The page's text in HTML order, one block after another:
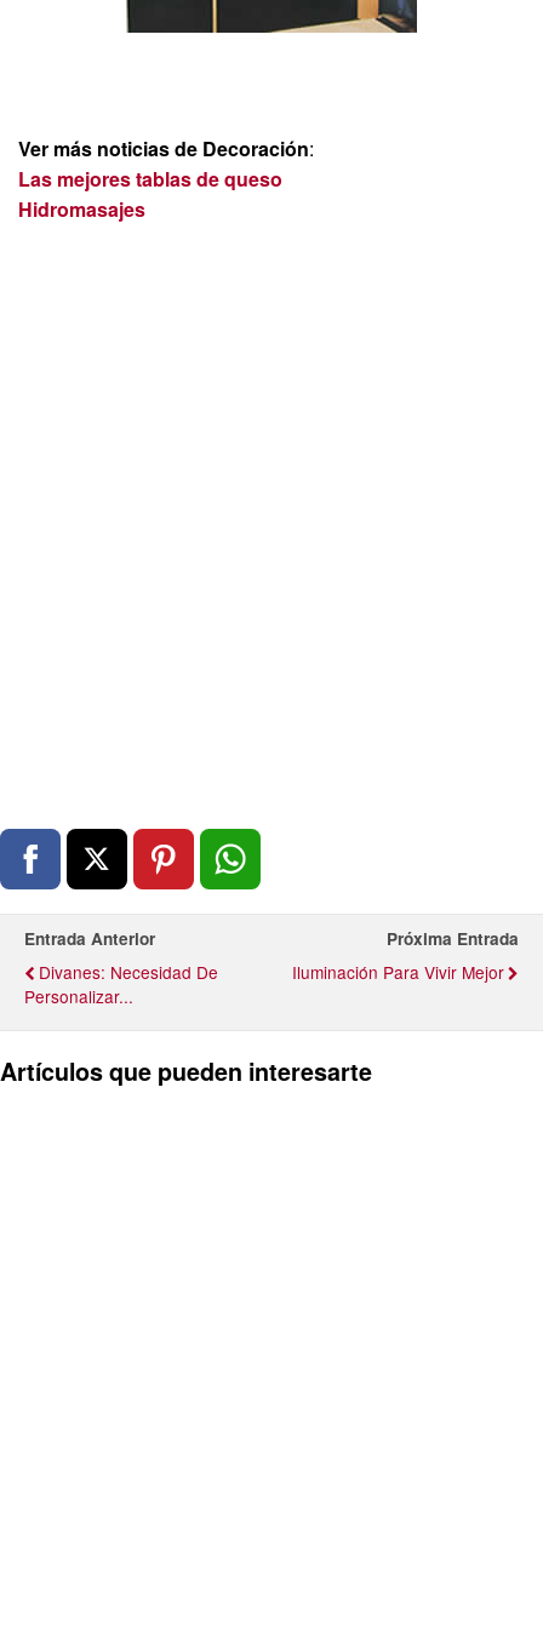
Ver más noticias de Decoración:
Las mejores tablas de queso
Hidromasajes
Entrada Anterior
Divanes: Necesidad De
Personalizar...
Próxima Entrada
Iluminación Para Vivir Mejor
Artículos que pueden interesarte